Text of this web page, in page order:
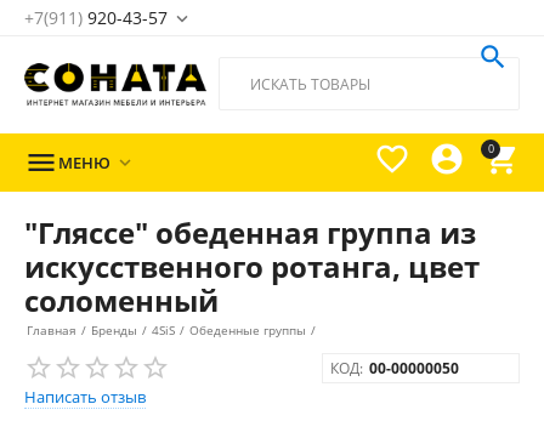
+7(911) 920-43-57 
0




 МЕНЮ 
"Гляссе" обеденная группа из
искусственного ротанга, цвет
соломенный
Главная / Бренды / 4SiS / Обеденные группы /
Написать отзыв
КОД: 00-00000050